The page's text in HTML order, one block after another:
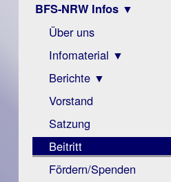
BFS-NRW Infos ▼
Über uns
Infomaterial ▼
Visus
Zeitschrift
Monokular
Mac
Instagram-
Links
Berichte ▼
Archiv
Berichte
Vorstand
Satzung
Beitritt
Fördern/Spenden